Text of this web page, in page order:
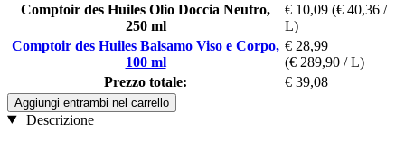
Comptoir des Huiles Olio Doccia Neutro,
250 ml
€ 10,09 (€ 40,36 /
L)
Comptoir des Huiles Balsamo Viso e Corpo,
100 ml
€ 28,99
(€ 289,90 / L)
Prezzo totale:
€ 39,08
Aggiungi entrambi nel carrello
Descrizione